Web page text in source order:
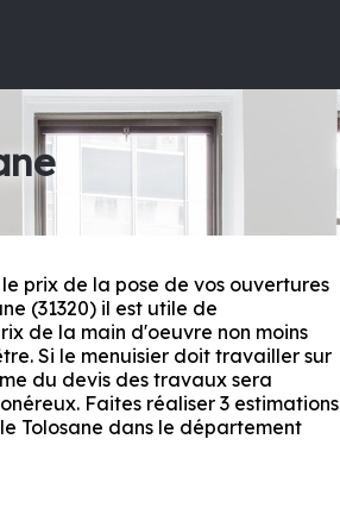
prix de la pose de vos ouvertures
(31320) il est utile de
de la main d'oeuvre non moins
Si le menuisier doit travailler sur
du devis des travaux sera
Faites réaliser 3 estimations
Tolosane dans le département